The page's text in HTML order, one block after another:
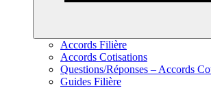
Accords Filière
Accords Cotisations
Questions/Réponses – Accords
Guides Filière